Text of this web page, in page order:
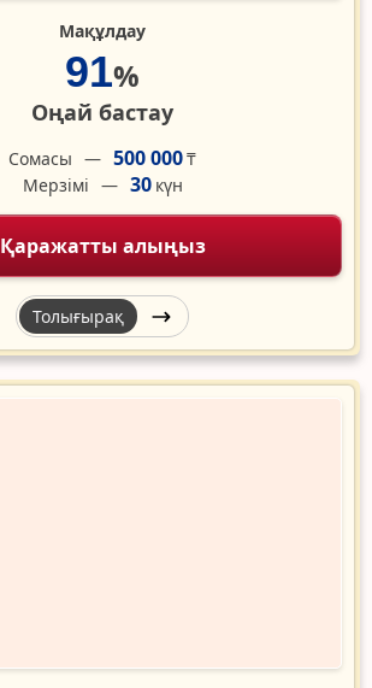
Мақұлдау
91%
Оңай бастау
Сомасы 500 000₸
Мерзімі
30 күн
Қаражатты алыңыз
Толығырақ